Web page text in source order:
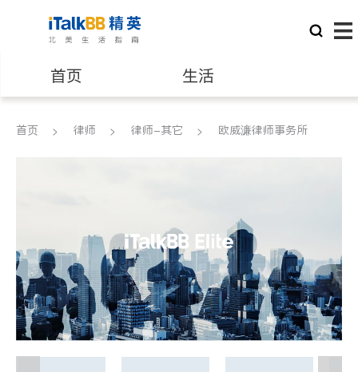
首页 生活
医生 律师
养老 非盈利组织
首页 律师 律师-其它 欧威濂律师事务所